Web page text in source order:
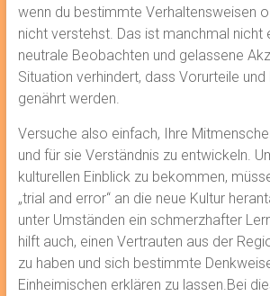
wenn du bestimmte Verhaltensweisen
nicht verstehst. Das ist manchmal nicht
neutrale Beobachten und gelassene
Situation verhindert, dass Vorurteile
genährt werden.
Versuche also einfach, Ihre
und für sie Verständnis zu entwickeln.
kulturellen Einblick zu bekommen,
„trial and error“ an die neue Kultur
unter Umständen ein schmerzhafter
hilft auch, einen Vertrauten aus der
zu haben und sich bestimmte
Einheimischen erklären zu lassen.Bei